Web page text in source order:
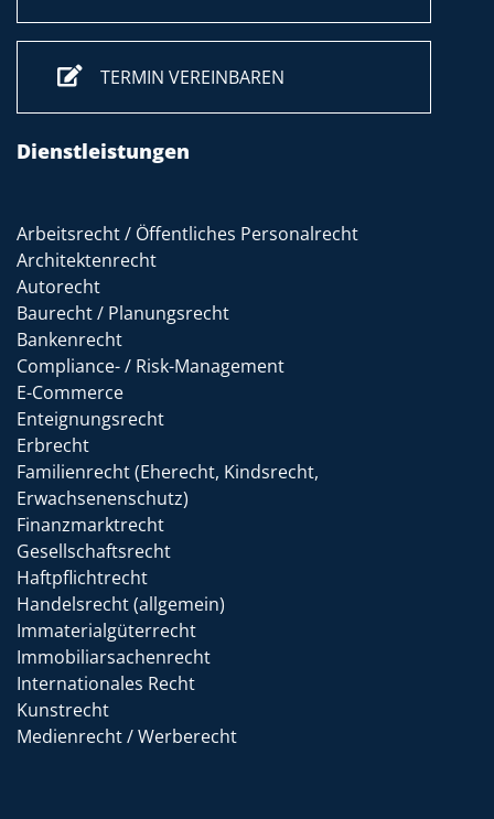
TERMIN VEREINBAREN
Dienstleistungen
Arbeitsrecht / Öffentliches Personalrecht
Architektenrecht
Autorecht
Baurecht / Planungsrecht
Bankenrecht
Compliance- / Risk-Management
E-Commerce
Enteignungsrecht
Erbrecht
Familienrecht (Eherecht, Kindsrecht,
Erwachsenenschutz)
Finanzmarktrecht
Gesellschaftsrecht
Haftpflichtrecht
Handelsrecht (allgemein)
Immaterialgüterrecht
Immobiliarsachenrecht
Internationales Recht
Kunstrecht
Medienrecht / Werberecht